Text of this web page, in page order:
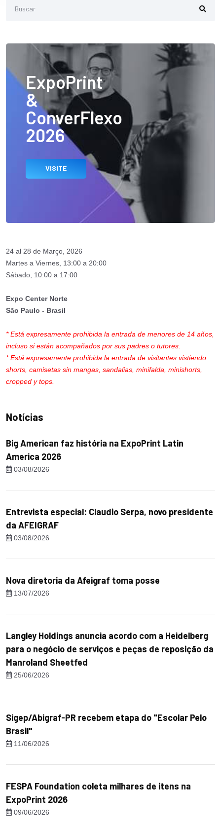
ExpoPrint
&
ConverFlexo
2026
VISITE
24 al 28 de Março, 2026
Martes a Viernes, 13:00 a 20:00
Sábado, 10:00 a 17:00
Expo Center Norte
São Paulo - Brasil
* Está expresamente prohibida la entrada de menores de 14 años,
incluso si están acompañados por sus padres o tutores.
* Está expresamente prohibida la entrada de visitantes vistiendo
shorts, camisetas sin mangas, sandalias, minifalda, minishorts,
cropped y tops.
Notícias
Big American faz história na ExpoPrint Latin
America 2026
03/08/2026
Entrevista especial: Claudio Serpa, novo presidente
da AFEIGRAF
03/08/2026
Nova diretoria da Afeigraf toma posse
13/07/2026
Langley Holdings anuncia acordo com a Heidelberg
para o negócio de serviços e peças de reposição da
Manroland Sheetfed
25/06/2026
Sigep/Abigraf-PR recebem etapa do "Escolar Pelo
Brasil"
11/06/2026
FESPA Foundation coleta milhares de itens na
ExpoPrint 2026
09/06/2026